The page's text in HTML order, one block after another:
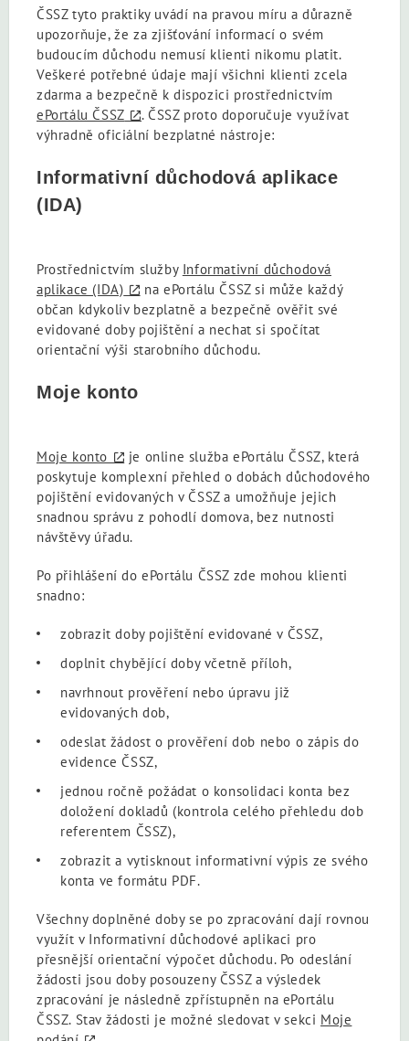
ČSSZ tyto praktiky uvádí na pravou míru a důrazně
upozorňuje, že za zjišťování informací o svém
budoucím důchodu nemusí klienti nikomu platit.
Veškeré potřebné údaje mají všichni klienti zcela
zdarma a bezpečně k dispozici prostřednictvím
ePortálu ČSSZ
. ČSSZ proto doporučuje využívat
výhradně oficiální bezplatné nástroje:
Informativní důchodová aplikace
(IDA)
Prostřednictvím služby Informativní důchodová
aplikace (IDA)
na ePortálu ČSSZ si může každý
občan kdykoliv bezplatně a bezpečně ověřit své
evidované doby pojištění a nechat si spočítat
orientační výši starobního důchodu.
Moje konto
Moje konto
je online služba ePortálu ČSSZ, která
poskytuje komplexní přehled o dobách důchodového
pojištění evidovaných v ČSSZ a umožňuje jejich
snadnou správu z pohodlí domova, bez nutnosti
návštěvy úřadu.
Po přihlášení do ePortálu ČSSZ zde mohou klienti
snadno:
zobrazit doby pojištění evidované v ČSSZ,
doplnit chybějící doby včetně příloh,
navrhnout prověření nebo úpravu již
evidovaných dob,
odeslat žádost o prověření dob nebo o zápis do
evidence ČSSZ,
jednou ročně požádat o konsolidaci konta bez
doložení dokladů (kontrola celého přehledu dob
referentem ČSSZ),
zobrazit a vytisknout informativní výpis ze svého
konta ve formátu PDF.
Všechny doplněné doby se po zpracování dají rovnou
využít v Informativní důchodové aplikaci pro
přesnější orientační výpočet důchodu. Po odeslání
žádosti jsou doby posouzeny ČSSZ a výsledek
zpracování je následně zpřístupněn na ePortálu
ČSSZ. Stav žádosti je možné sledovat v sekci Moje